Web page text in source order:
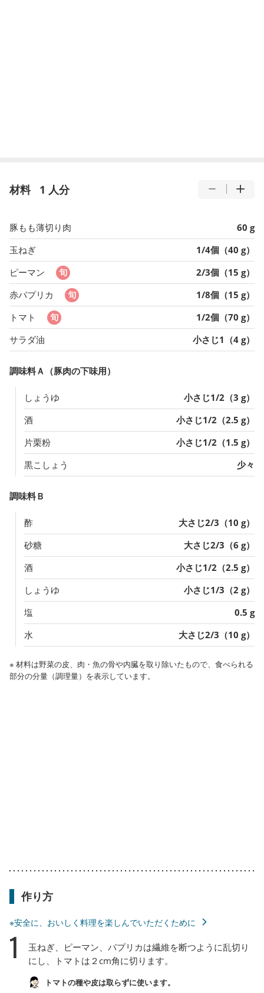
材料 1 人分
豚もも薄切り肉
60 g
玉ねぎ
1/4個（40 g）
ピーマン
2/3個（15 g）
赤パプリカ
1/8個（15 g）
トマト
1/2個（70 g）
サラダ油
小さじ1（4 g）
調味料Ａ（豚肉の下味用）
しょうゆ
小さじ1/2（3 g）
酒
小さじ1/2（2.5 g）
片栗粉
小さじ1/2（1.5 g）
黒こしょう
少々
調味料Ｂ
酢
大さじ2/3（10 g）
砂糖
大さじ2/3（6 g）
酒
小さじ1/2（2.5 g）
しょうゆ
小さじ1/3（2 g）
塩
0.5 g
水
大さじ2/3（10 g）
※ 材料は野菜の皮、肉・魚の骨や内臓を取り除いたもので、食べられる
部分の分量（調理量）を表示しています。
作り方
※安全に、おいしく料理を楽しんでいただくために
1
玉ねぎ、ピーマン、パプリカは繊維を断つように乱切り
にし、トマトは２cm角に切ります。
トマトの種や皮は取らずに使います。